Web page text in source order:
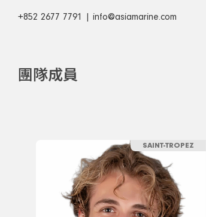
+852 2677 7791 | info@asiamarine.com
團隊成員
SAINT-TROPEZ